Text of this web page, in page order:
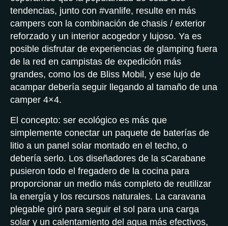
tendencias, junto con #vanlife, resulte en más
campers con la combinación de chasis / exterior
reforzado y un interior acogedor y lujoso. Ya es
posible disfrutar de experiencias de glamping fuera
de la red en campistas de expedición más
grandes, como los de Bliss Mobil, y ese lujo de
acampar debería seguir llegando al tamaño de una
camper 4×4.
El concepto: ser ecológico es más que
simplemente conectar un paquete de baterías de
litio a un panel solar montado en el techo, o
debería serlo. Los diseñadores de la sCarabane
pusieron todo el fregadero de la cocina para
proporcionar un medio más completo de reutilizar
la energía y los recursos naturales. La caravana
plegable giró para seguir el sol para una carga
solar y un calentamiento del agua más efectivos,